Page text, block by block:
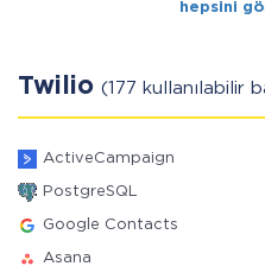
hepsini
Twilio (177 kullanılabilir
ActiveCampaign
PostgreSQL
Google Contacts
Asana